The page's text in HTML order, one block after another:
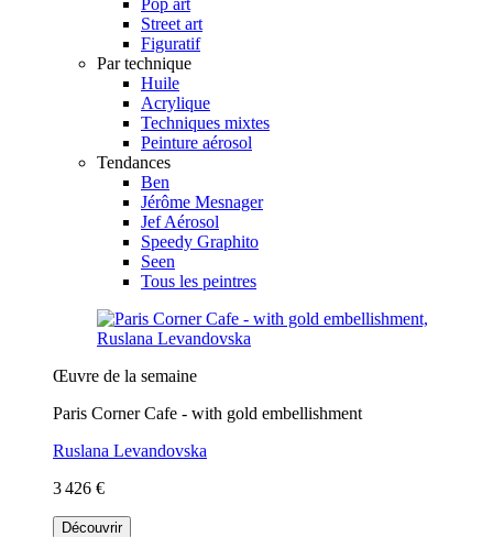
Street art
Figuratif
Par technique
Huile
Acrylique
Techniques mixtes
Peinture aérosol
Tendances
Ben
Jérôme Mesnager
Jef Aérosol
Speedy Graphito
Seen
Tous les peintres
Œuvre de la semaine
Paris Corner Cafe - with gold embellishment
Ruslana Levandovska
3 426 €
Découvrir